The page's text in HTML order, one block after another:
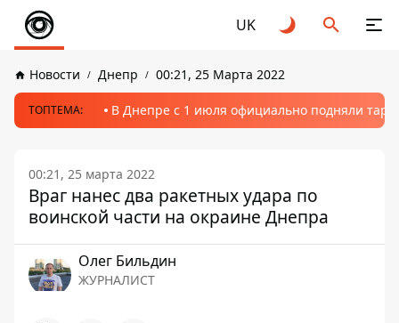
UK
Новости Днепр 00:21, 25 Марта 2022
ТОПТЕМА: В Днепре с 1 июля официально подняли
00:21, 25 марта 2022
Враг нанес два ракетных удара по
воинской части на окраине Днепра
Олег Бильдин
ЖУРНАЛИСТ